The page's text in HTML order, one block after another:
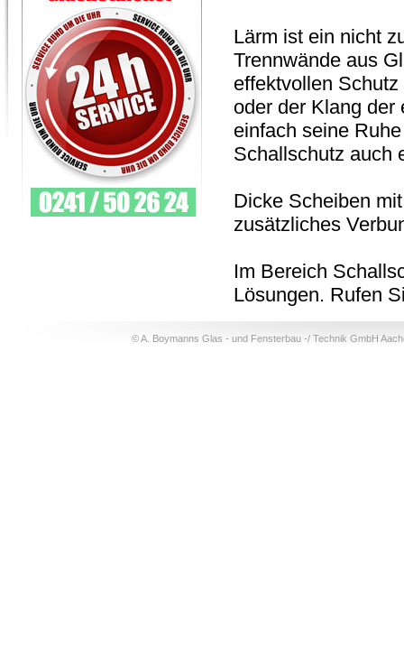
Lärm ist ein nicht
Trennwände aus
effektvollen
oder der Klang der
einfach seine
Schallschutz auch
Dicke Scheiben
zusätzliches
Im Bereich
Lösungen. Rufen
© A. Boymanns Glas - und Fensterbau -/ Technik GmbH